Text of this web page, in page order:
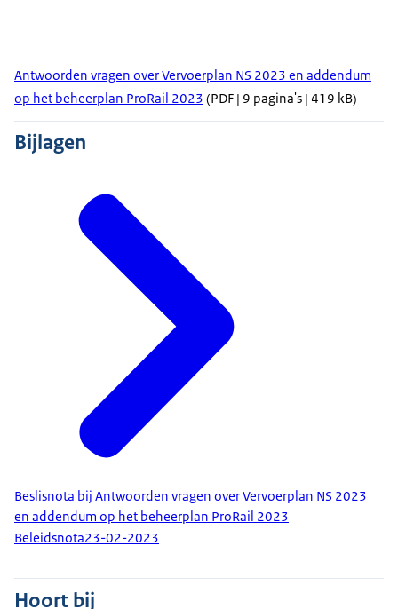
Antwoorden vragen over Vervoerplan NS 2023 en addendum
op het beheerplan ProRail 2023 (PDF | 9 pagina's | 419 kB)
Bijlagen
Beslisnota bij Antwoorden vragen over Vervoerplan NS 2023
en addendum op het beheerplan ProRail 2023
Beleidsnota23-02-2023
Hoort bij